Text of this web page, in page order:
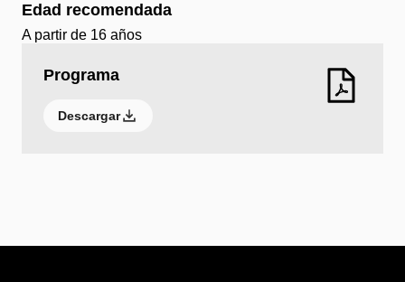
Edad recomendada
A partir de 16 años
Programa
Descargar